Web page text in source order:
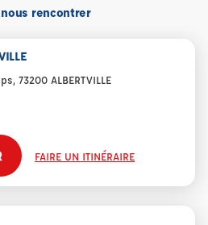
rencontrer
73200 ALBERTVILLE
FAIRE UN ITINÉRAIRE